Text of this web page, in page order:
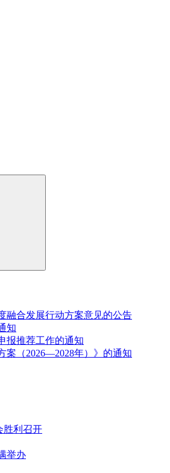
融合发展行动方案意见的公告
知
报推荐工作的通知
案（2026—2028年）》的通知
胜利召开
举办